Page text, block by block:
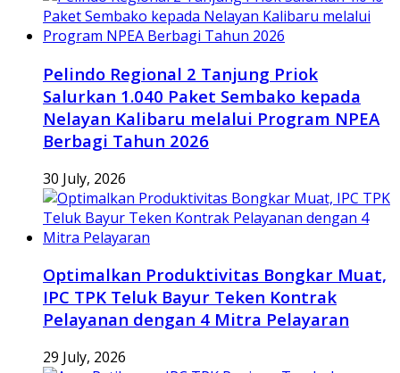
Pelindo Regional 2 Tanjung Priok
Salurkan 1.040 Paket Sembako kepada
Nelayan Kalibaru melalui Program NPEA
Berbagi Tahun 2026
30 July, 2026
Optimalkan Produktivitas Bongkar Muat,
IPC TPK Teluk Bayur Teken Kontrak
Pelayanan dengan 4 Mitra Pelayaran
29 July, 2026